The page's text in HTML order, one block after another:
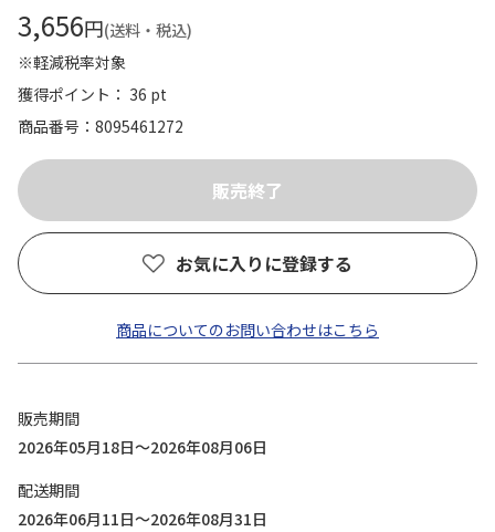
3,656円(送料・税込)
※軽減税率対象
獲得ポイント： 36 pt
商品番号
8095461272
お気に入りに登録する
商品についてのお問い合わせはこちら
販売期間
2026年05月18日～2026年08月06日
配送期間
2026年06月11日～2026年08月31日